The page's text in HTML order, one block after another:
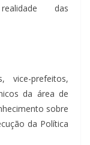
das
prefeitos,
da área de
sobre
da Política